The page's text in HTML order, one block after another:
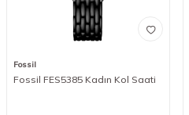
Fossil
Fossil FES5385 Kadın Kol Saati